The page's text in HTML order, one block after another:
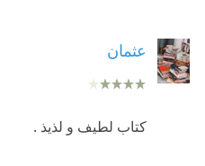
عثمان
كتاب لطيف و لذيذ .